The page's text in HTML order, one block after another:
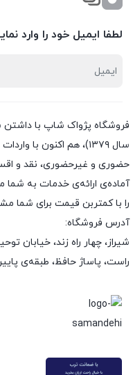
لطفا ایمیل خود را وارد
سال ۱۳۷۹)، هم اکنون با
حضوری و غیرحضوری، نقد و
آماده‌ی ارائه‌ی خدمات به شما
را با کمتربن قیمت برای شما
آدرس فروشگاه:
شیراز، چهار راه زند، خیابان
راست، پاساژ حافظ، طبقه‌ی